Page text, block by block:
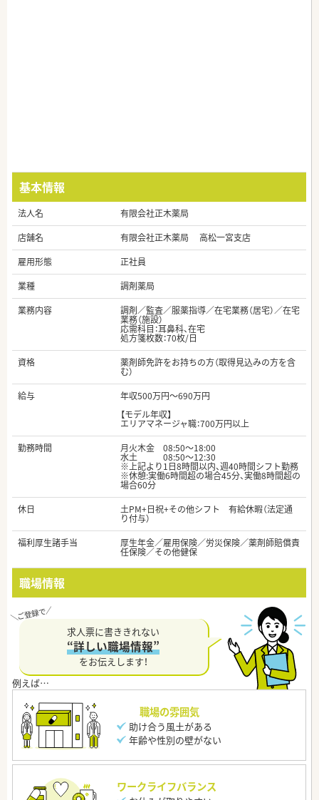
基本情報
法人名
有限会社正木薬局
店舗名
有限会社正木薬局 高松一宮支店
雇用形態
正社員
業種
調剤薬局
業務内容
調剤／監査／服薬指導／在宅業務（居宅）／在宅
業務（施設）
応需科目：耳鼻科、在宅
処方箋枚数：70枚/日
資格
薬剤師免許をお持ちの方（取得見込みの方を含
む）
給与
年収500万円～690万円
【モデル年収】
エリアマネージャ職：700万円以上
勤務時間
月火木金 08:50～18:00
水土 08:50～12:30
※上記より1日8時間以内、週40時間シフト勤務
※休憩:実働6時間超の場合45分、実働8時間超の
場合60分
休日
土PM+日祝+その他シフト 有給休暇（法定通
り付与）
福利厚生諸手当
厚生年金／雇用保険／労災保険／薬剤師賠償責
任保険／その他健保
職場情報
求人票に書ききれない
“詳しい職場情報”
をお伝えします！
職場の雰囲気
助け合う風土がある
年齢や性別の壁がない
ワークライフバランス